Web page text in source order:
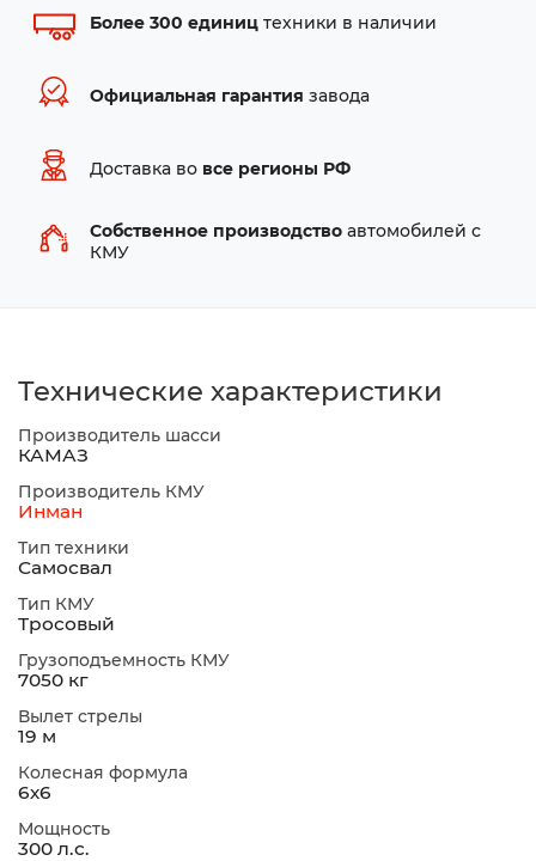
Более 300 единиц техники в наличии
Официальная гарантия завода
Доставка во все регионы РФ
Собственное производство автомобилей с
КМУ
Технические характеристики
Производитель шасси
КАМАЗ
Производитель КМУ
Инман
Тип техники
Самосвал
Тип КМУ
Тросовый
Грузоподъемность КМУ
7050 кг
Вылет стрелы
19 м
Колесная формула
6х6
Мощность
300 л.с.